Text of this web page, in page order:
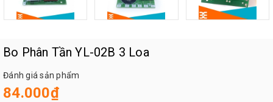
Bo Phân Tần YL-02B 3 Loa
Đánh giá sản phẩm
84.000₫